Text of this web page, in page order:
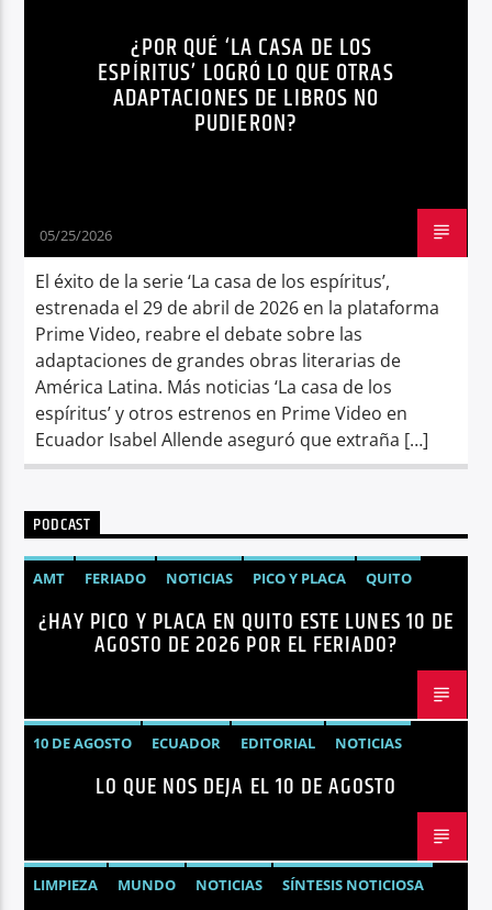
PRIME VIDEO TENDENCIAS
¿POR QUÉ ‘LA CASA DE LOS
ESPÍRITUS’ LOGRÓ LO QUE OTRAS
ADAPTACIONES DE LIBROS NO
PUDIERON?
05/25/2026
El éxito de la serie ‘La casa de los espíritus’,
estrenada el 29 de abril de 2026 en la plataforma
Prime Video, reabre el debate sobre las
adaptaciones de grandes obras literarias de
América Latina. Más noticias ‘La casa de los
espíritus’ y otros estrenos en Prime Video en
Ecuador Isabel Allende aseguró que extraña […]
PODCAST
AMT FERIADO NOTICIAS PICO Y PLACA QUITO
¿HAY PICO Y PLACA EN QUITO ESTE LUNES 10 DE
AGOSTO DE 2026 POR EL FERIADO?
10 DE AGOSTO ECUADOR EDITORIAL NOTICIAS
LO QUE NOS DEJA EL 10 DE AGOSTO
LIMPIEZA MUNDO NOTICIAS
SÍNTESIS NOTICIOSA